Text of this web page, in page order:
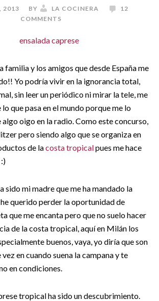
2013 BY LA COCINERA
12
COMMENTS
familia y los amigos que desde España me
Yo podría vivir en la ignorancia total,
sin leer un periódico ni mirar la tele, me
que pasa en el mundo porque me lo
oigo en la radio. Como este concurso,
pero siendo algo que se organiza en
de lacosta tropicalpues me hace
sido mi madre que me ha mandado la
querido perder la oportunidad de
que me encanta pero que no suelo hacer
de la costa tropical, aquí en Milán los
buenos, vaya, yo diría que son
en cuando suena la campana y te
en condiciones.
tropical ha sido un descubrimiento.